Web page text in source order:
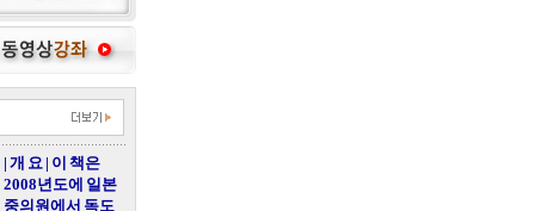
| 개 요 | 이 책은
2008년도에 일본
중의원에서 독도